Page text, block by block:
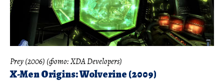
Prey (2006) (фото: XDA Developers)
X-Men Origins: Wolverine (2009)